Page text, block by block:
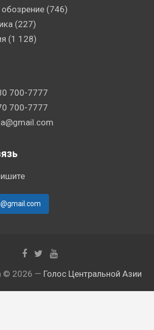
(746)
(227)
(1 128)
700-7777
700-7777
© 2026 — Голос Центральной Азии